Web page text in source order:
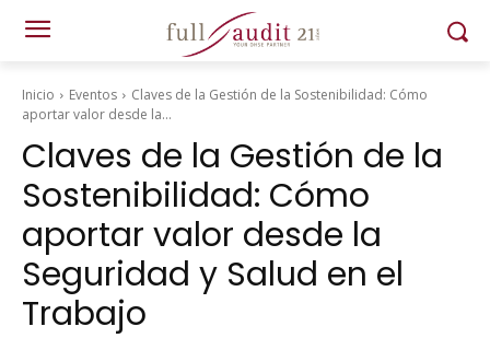
Inicio Eventos
Claves de la Gestión de la Sostenibilidad: Cómo
aportar valor desde la...
Claves de la Gestión de la
Sostenibilidad: Cómo
aportar valor desde la
Seguridad y Salud en el
Trabajo